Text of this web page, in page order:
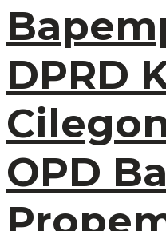
DPRD
OPD